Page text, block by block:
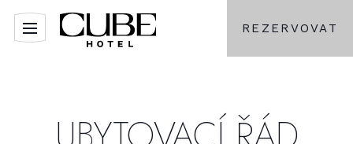
REZERVOVAT